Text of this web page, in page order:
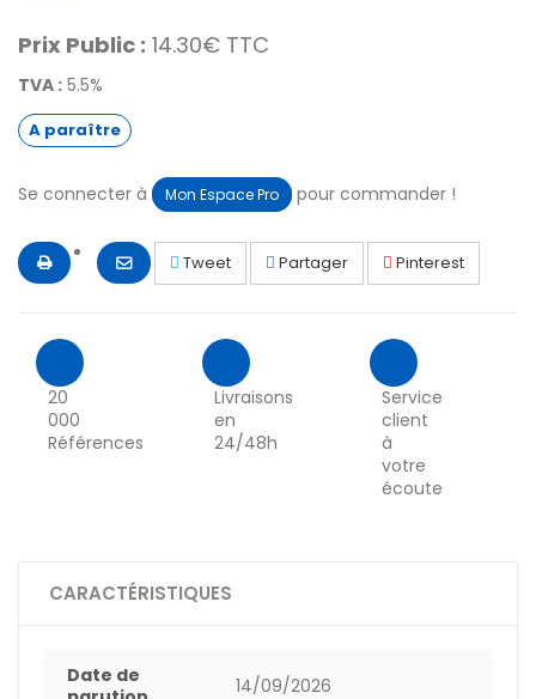
Prix Public : 14.30€ TTC
TVA : 5.5%
A paraître
Se connecter à Mon Espace Pro pour commander !
Tweet Partager Pinterest
20
000
Références
Livraisons
en
24/48h
Service
client
à
votre
écoute
CARACTÉRISTIQUES
Date de
14/09/2026